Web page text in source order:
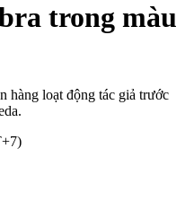
trong màu
hàng loạt động tác giả trước